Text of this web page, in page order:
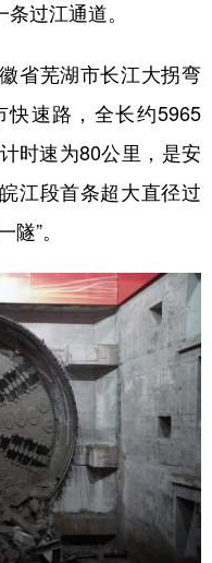
河北 山西
上海 江苏
福建
湖北 湖南
海南
云南 西藏
青海 宁夏
黑龙江
过江通道。
芜湖市长江大拐弯
快速路，全长约5965
时速为80公里，是安
江段首条超大直径过
隧”。